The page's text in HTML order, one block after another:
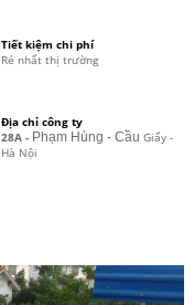
Tiết kiệm chi phí
Rẻ nhất thị trường
Địa chỉ công ty
28A - Phạm Hùng - Cầu Giấy -
Hà Nội